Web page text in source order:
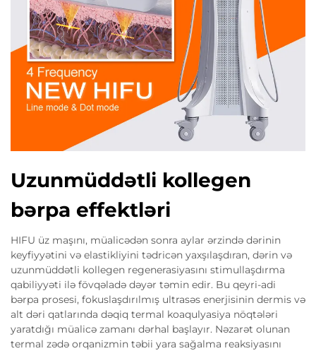
Uzunmüddətli kollegen
bərpa effektləri
HIFU üz maşını, müalicədən sonra aylar ərzində dərinin
keyfiyyətini və elastikliyini tədricən yaxşılaşdıran, dərin və
uzunmüddətli kollegen regenerasiyasını stimullaşdırma
qabiliyyəti ilə fövqəladə dəyər təmin edir. Bu qeyri-adi
bərpa prosesi, fokuslaşdırılmış ultrasəs enerjisinin dermis və
alt dəri qatlarında dəqiq termal koaqulyasiya nöqtələri
yaratdığı müalicə zamanı dərhal başlayır. Nəzarət olunan
termal zədə orqanizmin təbii yara sağalma reaksiyasını